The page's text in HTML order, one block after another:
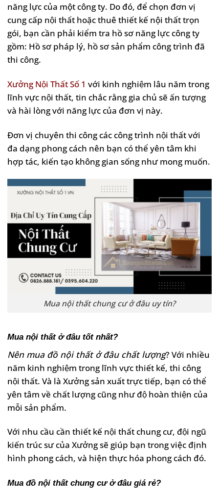
năng lực của một công ty. Do đó, để chọn đơn vị
cung cấp nội thất hoặc thuê thiết kế nội thất trọn
gói, bạn cần phải kiểm tra hồ sơ năng lực công ty
gồm: Hồ sơ pháp lý, hồ sơ sản phẩm công trình đã
thi công.
Xưởng Nội Thất Số 1 với kinh nghiệm lâu năm trong
lĩnh vực nội thất, tin chắc rằng gia chủ sẽ ấn tượng
và hài lòng với năng lực của đơn vị này.
Đơn vị chuyên thi công các công trình nội thất với
đa dạng phong cách nên bạn có thể yên tâm khi
hợp tác, kiến tạo không gian sống như mong muốn.
Mua nội thất chung cư ở đâu uy tín?
Mua nội thất ở đâu tốt nhất?
Nên mua đồ nội thất ở đâu chất lượng? Với nhiều
năm kinh nghiệm trong lĩnh vực thiết kế, thi công
nội thất. Và là Xưởng sản xuất trực tiếp, bạn có thể
yên tâm về chất lượng cũng như độ hoàn thiện của
mỗi sản phẩm.
Với nhu cầu cần thiết kế nội thất chung cư, đội ngũ
kiến trúc sư của Xưởng sẽ giúp bạn trong việc định
hình phong cách, và hiện thực hóa phong cách đó.
Mua đồ nội thất chung cư ở đâu giá rẻ?